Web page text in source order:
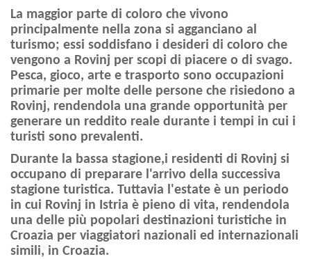
La maggior parte di coloro che vivono
principalmente nella zona si agganciano al
turismo; essi soddisfano i desideri di coloro che
vengono a Rovinj per scopi di piacere o di svago.
Pesca, gioco, arte e trasporto sono occupazioni
primarie per molte delle persone che risiedono a
Rovinj, rendendola una grande opportunità per
generare un reddito reale durante i tempi in cui i
turisti sono prevalenti.
Durante la bassa stagione,i residenti di Rovinj si
occupano di preparare l'arrivo della successiva
stagione turistica. Tuttavia l'estate è un periodo
in cui Rovinj in Istria è pieno di vita, rendendola
una delle più popolari destinazioni turistiche in
Croazia per viaggiatori nazionali ed internazionali
simili, in Croazia.